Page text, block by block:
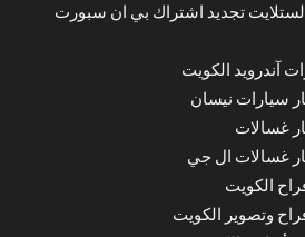
تجديد اشتراك بي ان سبورت
آندرويد الكويت
سيارات نيسان
غسالات
غسالات ال جي
الكويت
وتصوير الكويت